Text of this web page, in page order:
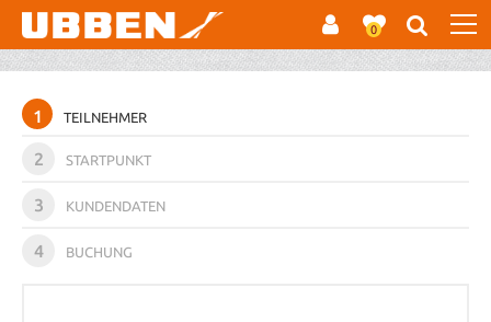
0
1 TEILNEHMER
2 STARTPUNKT
3 KUNDENDATEN
4 BUCHUNG